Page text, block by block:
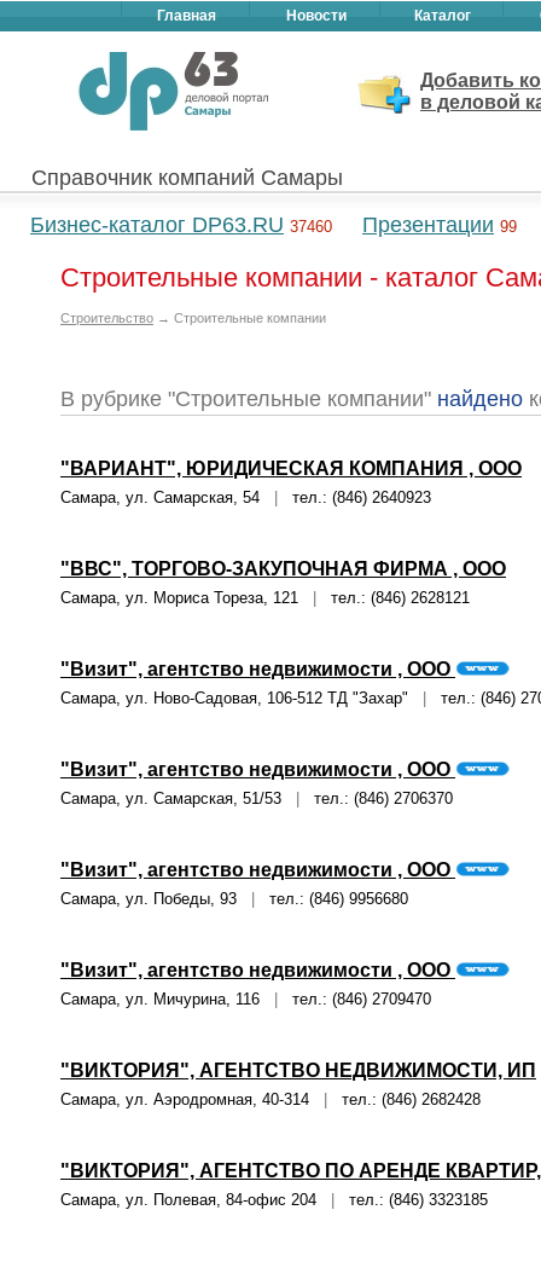
Главная Новости Каталог
Добавить
в деловой
Справочник компаний Самары
Бизнес-каталог DP63.RU 37460 Презентации 99
Строительные компании - каталог
Строительство → Строительные компании
В рубрике "Строительные компании" найдено
"ВАРИАНТ", ЮРИДИЧЕСКАЯ КОМПАНИЯ , ООО
Самара, ул. Самарская, 54 тел.: (846) 2640923
"ВВС", ТОРГОВО-ЗАКУПОЧНАЯ ФИРМА , ООО
Самара, ул. Мориса Тореза, 121 тел.: (846) 2628121
"Визит", агентство недвижимости , ООО
Самара, ул. Ново-Садовая, 106-512 ТД "Захар" тел.: (846)
"Визит", агентство недвижимости , ООО
Самара, ул. Самарская, 51/53 тел.: (846) 2706370
"Визит", агентство недвижимости , ООО
Самара, ул. Победы, 93 тел.: (846) 9956680
"Визит", агентство недвижимости , ООО
Самара, ул. Мичурина, 116 тел.: (846) 2709470
"ВИКТОРИЯ", АГЕНТСТВО НЕДВИЖИМОСТИ, ИП
Самара, ул. Аэродромная, 40-314 тел.: (846) 2682428
"ВИКТОРИЯ", АГЕНТСТВО ПО АРЕНДЕ КВАРТИР,
Самара, ул. Полевая, 84-офис 204 тел.: (846) 3323185